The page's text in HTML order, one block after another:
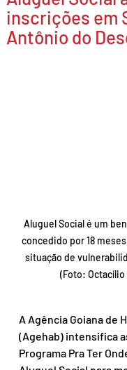
inscrições em
Antônio do
Aluguel Social é um
concedido por 18
situação de
(Foto: Octacílio
A Agência Goiana de
(Agehab) intensifica
Programa Pra Ter